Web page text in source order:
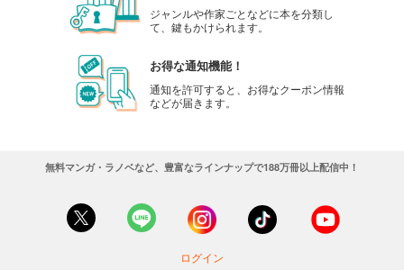
ジャンルや作家ごとなどに本を分類し
て、鍵もかけられます。
お得な通知機能！
通知を許可すると、お得なクーポン情報
などが届きます。
無料マンガ・ラノベなど、豊富なラインナップで188万冊以上配信中！
ログイン